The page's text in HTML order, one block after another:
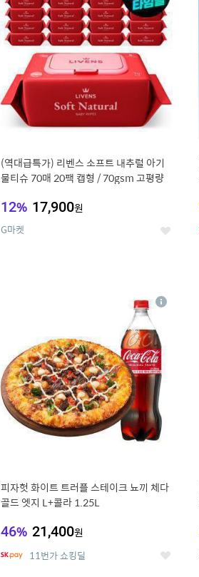
(역대급특가) 리벤스 소프트 내추럴 아기
물티슈 70매 20팩 캡형 / 70gsm 고평량
12% 17,900원
G마켓 좋
피자헛 화이트 트러플 스테이크 뇨끼 체다
골드 엣지 L+콜라 1.25L
46% 21,400원
11번가 쇼킹딜 좋
상